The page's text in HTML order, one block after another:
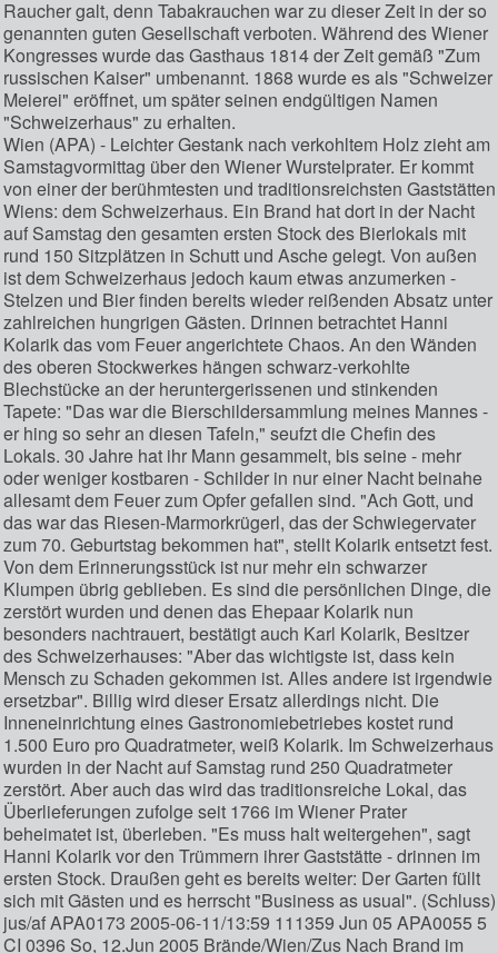
Raucher galt, denn Tabakrauchen war zu dieser Zeit in der so
genannten guten Gesellschaft verboten. Während des Wiener
Kongresses wurde das Gasthaus 1814 der Zeit gemäß "Zum
russischen Kaiser" umbenannt. 1868 wurde es als "Schweizer
Meierei" eröffnet, um später seinen endgültigen Namen
"Schweizerhaus" zu erhalten.
Wien (APA) - Leichter Gestank nach verkohltem Holz zieht am
Samstagvormittag über den Wiener Wurstelprater. Er kommt
von einer der berühmtesten und traditionsreichsten Gaststätten
Wiens: dem Schweizerhaus. Ein Brand hat dort in der Nacht
auf Samstag den gesamten ersten Stock des Bierlokals mit
rund 150 Sitzplätzen in Schutt und Asche gelegt. Von außen
ist dem Schweizerhaus jedoch kaum etwas anzumerken -
Stelzen und Bier finden bereits wieder reißenden Absatz unter
zahlreichen hungrigen Gästen. Drinnen betrachtet Hanni
Kolarik das vom Feuer angerichtete Chaos. An den Wänden
des oberen Stockwerkes hängen schwarz-verkohlte
Blechstücke an der heruntergerissenen und stinkenden
Tapete: "Das war die Bierschildersammlung meines Mannes -
er hing so sehr an diesen Tafeln," seufzt die Chefin des
Lokals. 30 Jahre hat ihr Mann gesammelt, bis seine - mehr
oder weniger kostbaren - Schilder in nur einer Nacht beinahe
allesamt dem Feuer zum Opfer gefallen sind. "Ach Gott, und
das war das Riesen-Marmorkrügerl, das der Schwiegervater
zum 70. Geburtstag bekommen hat", stellt Kolarik entsetzt fest.
Von dem Erinnerungsstück ist nur mehr ein schwarzer
Klumpen übrig geblieben. Es sind die persönlichen Dinge, die
zerstört wurden und denen das Ehepaar Kolarik nun
besonders nachtrauert, bestätigt auch Karl Kolarik, Besitzer
des Schweizerhauses: "Aber das wichtigste ist, dass kein
Mensch zu Schaden gekommen ist. Alles andere ist irgendwie
ersetzbar". Billig wird dieser Ersatz allerdings nicht. Die
Inneneinrichtung eines Gastronomiebetriebes kostet rund
1.500 Euro pro Quadratmeter, weiß Kolarik. Im Schweizerhaus
wurden in der Nacht auf Samstag rund 250 Quadratmeter
zerstört. Aber auch das wird das traditionsreiche Lokal, das
Überlieferungen zufolge seit 1766 im Wiener Prater
beheimatet ist, überleben. "Es muss halt weitergehen", sagt
Hanni Kolarik vor den Trümmern ihrer Gaststätte - drinnen im
ersten Stock. Draußen geht es bereits weiter: Der Garten füllt
sich mit Gästen und es herrscht "Business as usual". (Schluss)
jus/af APA0173 2005-06-11/13:59 111359 Jun 05 APA0055 5
CI 0396 So, 12.Jun 2005 Brände/Wien/Zus Nach Brand im